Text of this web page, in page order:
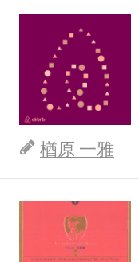
楢原 一雅